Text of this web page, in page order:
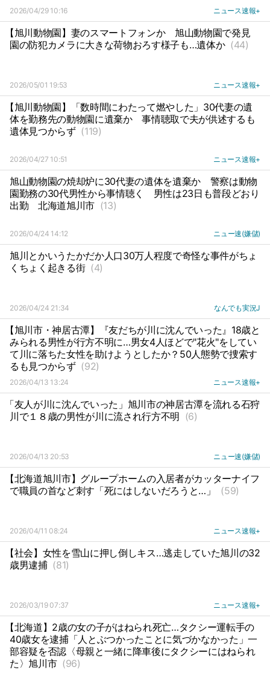
2026/04/29 10:16 ニュース速報+
【旭川動物園】妻のスマートフォンか
旭山動物園で発見
園の防犯カメラに大きな荷物おろす様子も…遺体か (44)
2026/05/01 19:53 ニュース速報+
【旭川動物園】「数時間にわたって燃やした」30代妻の遺
体を勤務先の動物園に遺棄か
事情聴取で夫が供述するも
遺体見つからず (119)
2026/04/27 10:51 ニュース速報+
旭山動物園の焼却炉に30代妻の遺体を遺棄か
警察は動物
園勤務の30代男性から事情聴く
男性は23日も普段どおり
出勤
北海道旭川市 (13)
2026/04/24 14:12 ニュー速(嫌儲)
旭川とかいうたかだか人口30万人程度で奇怪な事件がちょ
くちょく起きる街 (4)
2026/04/24 21:34 なんでも実況J
【旭川市・神居古潭】『友だちが川に沈んでいった』18歳と
みられる男性が行方不明に…男女4人ほどで"花火"をしてい
て川に落ちた女性を助けようとしたか？50人態勢で捜索す
るも見つからず (92)
2026/04/13 13:24 ニュース速報+
「友人が川に沈んでいった」旭川市の神居古潭を流れる石狩
川で１８歳の男性が川に流され行方不明 (6)
2026/04/13 20:53 ニュー速(嫌儲)
【北海道旭川市】グループホームの入居者がカッターナイフ
で職員の首など刺す「死にはしないだろうと…」
(59)
2026/04/11 08:24 ニュース速報+
【社会】女性を雪山に押し倒しキス…逃走していた旭川の32
歳男逮捕 (81)
2026/03/19 07:37 ニュース速報+
【北海道】2歳の女の子がはねられ死亡…タクシー運転手の
40歳女を逮捕「人とぶつかったことに気づかなかった」一
部容疑を否認〈母親と一緒に降車後にタクシーにはねられ
た〉旭川市 (96)